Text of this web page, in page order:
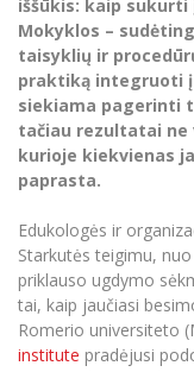
iššūkis: kaip
Mokyklos –
taisyklių ir
praktiką integruoti į
siekiama pagerinti
tačiau rezultatai ne
kurioje kiekvienas
paprasta.
Edukologės ir
Starkutės teigimu,
priklauso ugdymo
tai, kaip jaučiasi
Romerio universiteto
institute pradėjusi